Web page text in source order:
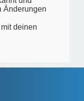
Änderungen
deinen